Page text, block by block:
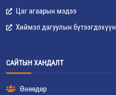
Цаг агаарын мэдээ
Хиймэл дагуулын бүтээгдэхүүн
САЙТЫН ХАНДАЛТ
Өнөөдөр